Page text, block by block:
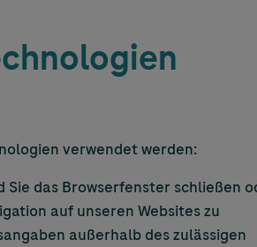
verwendet werden:
das Browserfenster schließen
auf unseren Websites zu
außerhalb des zulässigen